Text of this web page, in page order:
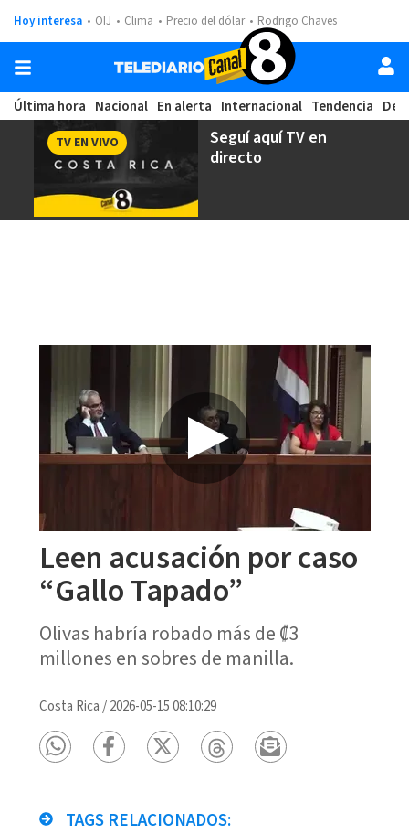
Hoy interesa OIJ Clima Precio del dólar Rodrigo Chaves
Última hora Nacional En alerta Internacional Tendencia
Seguí aquíTV en
directo
TV EN VIVO
Leen acusación por caso
“Gallo Tapado”
Olivas habría robado más de ₡3
millones en sobres de manilla.
Costa Rica /2026-05-15 08:10:29
TAGS RELACIONADOS: